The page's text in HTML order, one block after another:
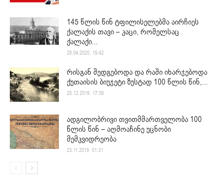
145 წლის წინ ტფილისელებმა აირჩიეს
ქალაქის თავი – კაცი, რომელსაც
ქალაქი...
28.04.2020. 15:42
რისგან შედგებოდა და რაში იხარჯებოდა
ქუთაისის ბიუჯეტი ზუსტად 100 წლის წინ,...
25.12.2019. 17:39
ადგილობრივი თვითმმართველობა 100
წლის წინ – აღმოაჩინე უცნობი
მემკვიდრეობა
23.11.2019. 01:31